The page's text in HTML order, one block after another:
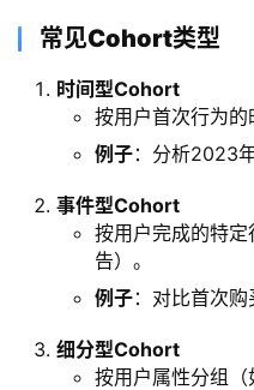
​常见Cohort类型​
​时间型Cohort​
按用户首次行为的
​例子​：分析2023
​事件型Cohort​
按用户完成的特
告）。
​例子​：对比首次购
​细分型Cohort​
按用户属性分组（